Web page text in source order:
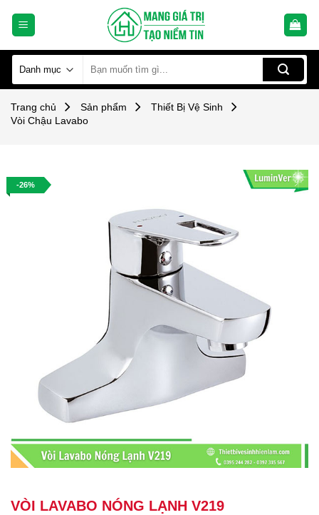
kiếm:
Trang chủ Sản phẩm
Thiết Bị Vệ Sinh
Vòi Chậu Lavabo
-26%
VÒI LAVABO NÓNG LẠNH V219